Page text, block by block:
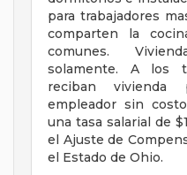
para trabajadores
comparten la
comunes.
solamente. A los
reciban vivienda
empleador sin
una tasa salarial de
el Ajuste de
el Estado de Ohio.